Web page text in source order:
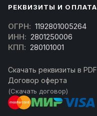
РЕКВИЗИТЫ И ОПЛАТА
ОГРН: 1192801005264
ИНН: 2801250006
КПП: 280101001
Скачать реквизиты в PDF
Договор оферта
(Скачать договор)